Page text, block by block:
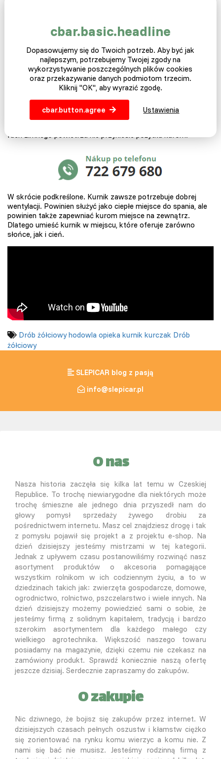
Okno i komin są ważnymi elementami w budowaniu kurnika.
Uważaj na temperatury
Idealną funkcją do wentylacji są małe otwory w pobliżu grzęd,
przez które nie może padać na kurnik ani wiać na wietrze.
Uważaj jednak na te otwory, gdy temperatura na zewnątrz
zacznie spadać. Zadaj sobie pytanie: „Czy kura siedząca na
ruch zimnego powietrza nie przyniesie pożytku kurom.
W skrócie podkreślone. Kurnik zawsze potrzebuje dobrej
wentylacji. Powinien służyć jako ciepłe miejsce do spania, ale
powinien także zapewniać kurom miejsce na zewnątrz.
Dlatego umieść kurnik w miejscu, które oferuje zarówno
słońce, jak i cień.
Drób żółciowy hodowla opieka kurnik kurczak Drób
żółciowy
SLEPICAR blog z pasją
info@slepicar.pl
O nas
Nasza historia zaczęła się kilka lat temu w Czeskiej
Republice. To trochę niewiarygodne dla niektórych może
trochę śmieszne ale jednego dnia przyszedł nam do
głowy pomysł sprzedaży żywego drobiu za
pośrednictwem internetu. Masz cel znajdziesz drogę i tak
z pomysłu pojawił się projekt a z projektu e-shop. Na
dzień dzisiejszy jesteśmy mistrzami w tej kategorii.
Jednak z upływem czasu postanowiliśmy rozwinąć nasz
asortyment produktów o akcesoria pomagające
wszystkim rolnikom w ich codziennym życiu, a to w
dziedzinach takich jak: zwierzęta gospodarcze, domowe,
ogrodnictwo, rolnictwo, pszczelarstwo i wiele innych. Na
dzień dzisiejszy możemy powiedzieć sami o sobie, że
jesteśmy firmą z solidnym kapitałem, tradycją i bardzo
szerokim asortymentem dla każdego małego czy
wielkiego agrotechnika. Większość naszego towaru
posiadamy na magazynie, dzięki czemu nie czekasz na
zamówiony produkt. Sprawdź koniecznie naszą ofertę
jeszcze dzisiaj. Serdecznie zapraszamy do zakupów.
O zakupie
Nic dziwnego, że bojisz się zakupów przez internet. W
dzisiejszych czasach pełnych oszustw i kłamstw ciężko
się zorientować na rynku komu wierzyc a komu nie. Z
nami się bać nie musisz. Jesteśmy rodzinną firmą z
cbar.basic.headline
Dopasowujemy się do Twoich potrzeb. Aby być jak
najlepszym, potrzebujemy Twojej zgody na
wykorzystywanie poszczególnych plików cookies
oraz przekazywanie danych podmiotom trzecim.
Kliknij "OK", aby wyrazić zgodę.
cbar.button.agree Ustawienia